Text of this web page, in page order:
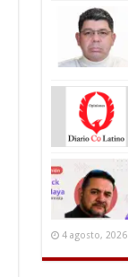
4 agosto, 2026